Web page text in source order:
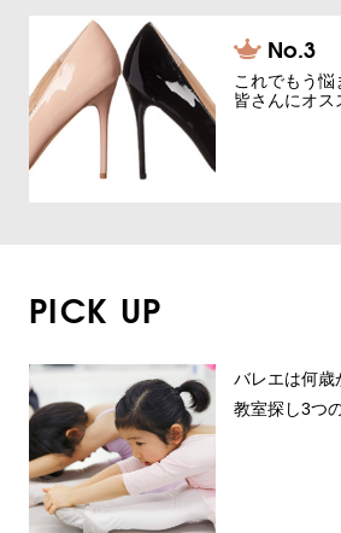
これでもう
皆さんにオス
PICK UP
バレエは何歳
教室探し3つ